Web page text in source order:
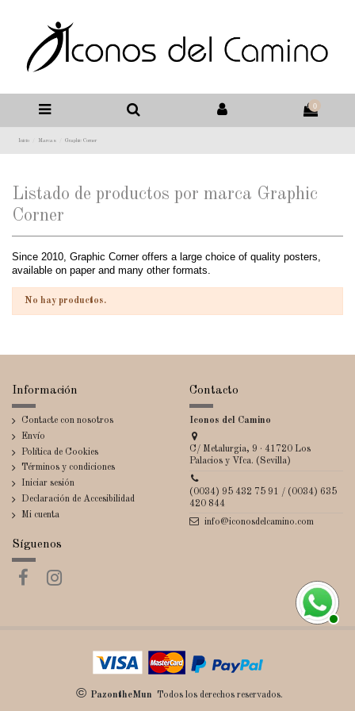
0
Inicio Marcas Graphic Corner
Listado de productos por marca Graphic
Corner
Since 2010, Graphic Corner offers a large choice of quality posters,
available on paper and many other formats.
No hay productos.
Información
Contacte con nosotros
Envío
Política de Cookies
Términos y condiciones
Iniciar sesión
Declaración de Accesibilidad
Mi cuenta
Contacto
Iconos del Camino
C/ Metalurgia, 9 · 41720 Los
Palacios y Vfca. (Sevilla)
(0034) 95 432 75 91 / (0034) 635
420 844
info@iconosdelcamino.com
Síguenos
© PazontheMun Todos los derechos reservados.